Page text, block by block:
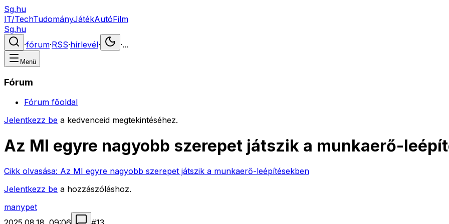
Sg.hu
IT/TechTudományJátékAutóFilm
Sg.hu
·fórum·RSS·hírlevél· ·...
Menü
Fórum
Fórum főoldal
Jelentkezz be a kedvenceid megtekintéséhez.
Az MI egyre nagyobb szerepet játszik a munkaerő-
Cikk olvasása: Az MI egyre nagyobb szerepet játszik a munkaerő-leépítésekben
Jelentkezz be a hozzászóláshoz.
manypet